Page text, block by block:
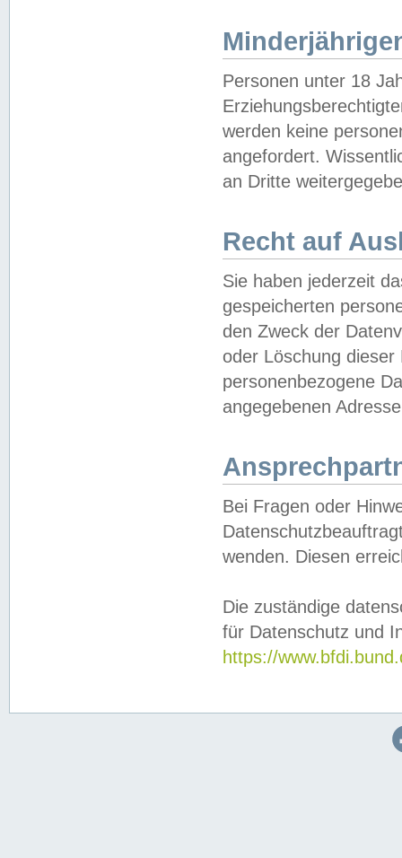
Personen unter 18
werden keine
angefordert.
an Dritte
Recht auf
Sie haben jederzeit
gespeicherten
den Zweck der
oder Löschung
personenbezogene
angegebenen
Bei Fragen oder
wenden. Diesen
Die zuständige
für Datenschutz und
https://